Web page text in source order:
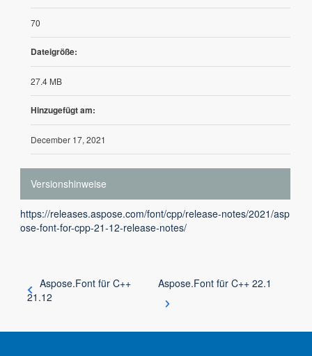
70
Dateigröße:
27.4 MB
Hinzugefügt am:
December 17, 2021
Versionshinweise
https://releases.aspose.com/font/cpp/release-notes/2021/asp
ose-font-for-cpp-21-12-release-notes/
Aspose.Font für C++
21.12
Aspose.Font für C++ 22.1